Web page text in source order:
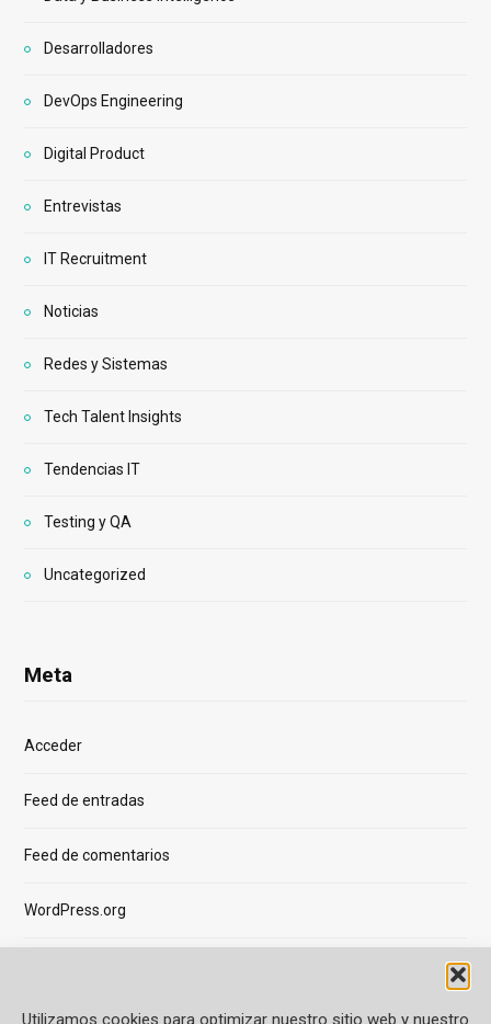
Utilizamos cookies para optimizar nuestro sitio web y nuestro
Desarrolladores
DevOps Engineering
Digital Product
Entrevistas
IT Recruitment
Noticias
Redes y Sistemas
Tech Talent Insights
Tendencias IT
Testing y QA
Uncategorized
Meta
Acceder
Feed de entradas
Feed de comentarios
WordPress.org